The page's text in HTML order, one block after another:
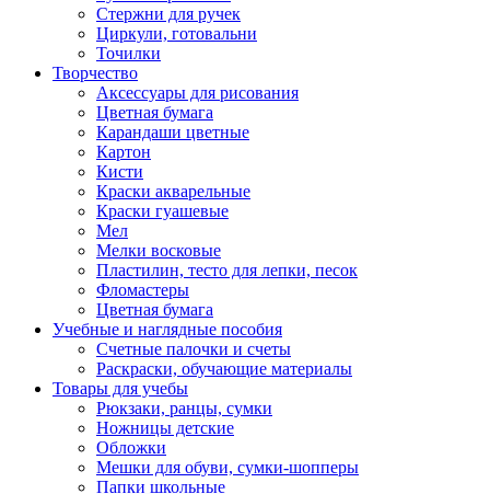
Стержни для ручек
Циркули, готовальни
Точилки
Творчество
Аксессуары для рисования
Цветная бумага
Карандаши цветные
Картон
Кисти
Краски акварельные
Краски гуашевые
Мел
Мелки восковые
Пластилин, тесто для лепки, песок
Фломастеры
Цветная бумага
Учебные и наглядные пособия
Счетные палочки и счеты
Раскраски, обучающие материалы
Товары для учебы
Рюкзаки, ранцы, сумки
Ножницы детские
Обложки
Мешки для обуви, сумки-шопперы
Папки школьные